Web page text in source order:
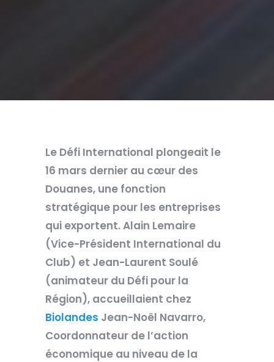
Le Défi International plongeait le
16 mars dernier au cœur des
Douanes, une fonction
stratégique pour les entreprises
qui exportent. Alain Lemaire
(Vice-Président International du
Club) et Jean-Laurent Soulé
(animateur du Défi pour la
Région), accueillaient chez
Biolandes Jean-Noël Navarro,
Coordonnateur de l’action
économique au niveau de la